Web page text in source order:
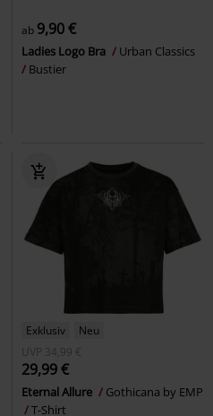
ab 9,90 €
Ladies Logo Bra
Urban Classics
Bustier
Exklusiv
Neu
UVP
34,99 €
29,99 €
Eternal Allure
Gothicana by EMP
T-Shirt